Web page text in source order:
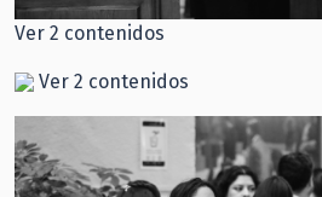
Ver 2 contenidos
Ver 2 contenidos